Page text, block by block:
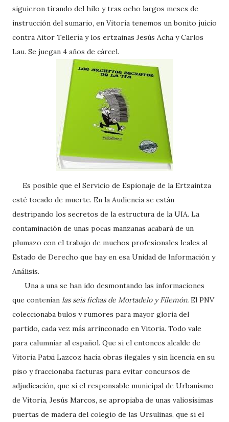
siguieron tirando del hilo y tras ocho largos meses de
instrucción del sumario, en Vitoria tenemos un bonito juicio
contra Aitor Tellería y los ertzainas Jesús Acha y Carlos
Lau. Se juegan 4 años de cárcel.
Es posible que el Servicio de Espionaje de la Ertzaintza
esté tocado de muerte. En la Audiencia se están
destripando los secretos de la estructura de la UIA. La
contaminación de unas pocas manzanas acabará de un
plumazo con el trabajo de muchos profesionales leales al
Estado de Derecho que hay en esa Unidad de Información y
Análisis.
Una a una se han ido desmontando las informaciones
que contenían las seis fichas de Mortadelo y Filemón. El PNV
coleccionaba bulos y rumores para mayor gloria del
partido, cada vez más arrinconado en Vitoria. Todo vale
para calumniar al español. Que si el entonces alcalde de
Vitoria Patxi Lazcoz hacía obras ilegales y sin licencia en su
piso y fraccionaba facturas para evitar concursos de
adjudicación, que si el responsable municipal de Urbanismo
de Vitoria, Jesús Marcos, se apropiaba de unas valiosísimas
puertas de madera del colegio de las Ursulinas, que si el